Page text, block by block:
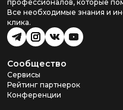
профессионалов, которые
Все необходимые знания и
клика.
Сообщество
Сервисы
Рейтинг партнерок
Конференции